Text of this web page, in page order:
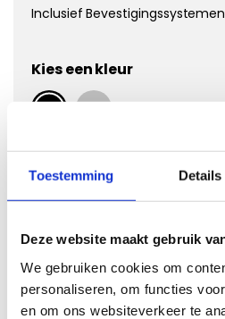
Toestemming Details
Deze website maakt gebruik
We gebruiken cookies om
personaliseren, om functies
en om ons websiteverkeer te
Inclusief Bevestigingssystemen
Kies een kleur
Kies Velours